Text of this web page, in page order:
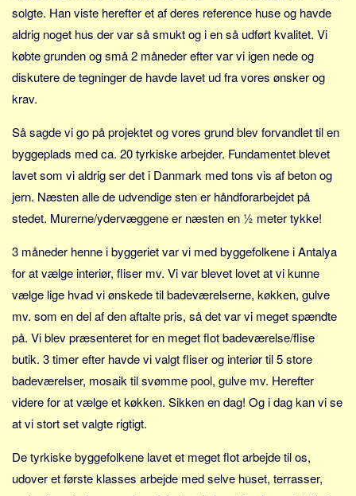
Økonomi
Jura og regler
Skatter og afgifter
Statistik
Praktisk
Alle
Meta
Dokumenttyper
Emner
Steder
Kilder
Om
Forhistorien
Redigering
Bannere
solgte. Han viste herefter et af deres reference huse og havde
aldrig noget hus der var så smukt og i en så udført kvalitet. Vi
købte grunden og små 2 måneder efter var vi igen nede og
diskutere de tegninger de havde lavet ud fra vores ønsker og
krav.
Så sagde vi go på projektet og vores grund blev forvandlet til en
byggeplads med ca. 20 tyrkiske arbejder. Fundamentet blevet
lavet som vi aldrig ser det i Danmark med tons vis af beton og
jern. Næsten alle de udvendige sten er håndforarbejdet på
stedet. Murerne/ydervæggene er næsten en ½ meter tykke!
3 måneder henne i byggeriet var vi med byggefolkene i Antalya
for at vælge interiør, fliser mv. Vi var blevet lovet at vi kunne
vælge lige hvad vi ønskede til badeværelserne, køkken, gulve
mv. som en del af den aftalte pris, så det var vi meget spændte
på. Vi blev præsenteret for en meget flot badeværelse/flise
butik. 3 timer efter havde vi valgt fliser og interiør til 5 store
badeværelser, mosaik til svømme pool, gulve mv. Herefter
videre for at vælge et køkken. Sikken en dag! Og i dag kan vi se
at vi stort set valgte rigtigt.
De tyrkiske byggefolkene lavet et meget flot arbejde til os,
udover et første klasses arbejde med selve huset, terrasser,